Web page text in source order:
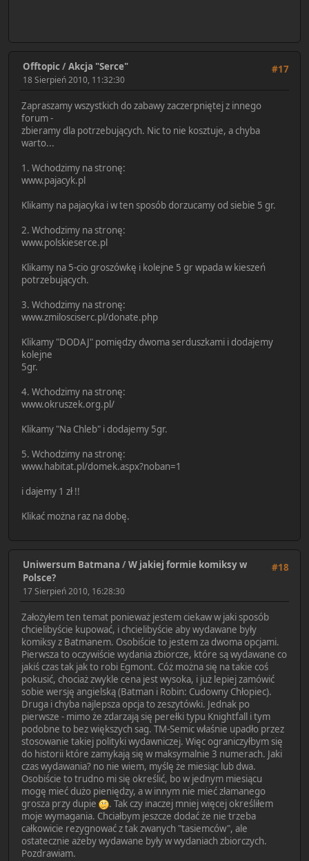
#17
Offtopic/Akcja "Serce"
18 Sierpień 2010, 11:32:30
Zapraszamy wszystkich do zabawy zaczerpniętej z innego
forum -
zbieramy dla potrzebujących. Nic to nie kosztuje, a chyba
warto...
1. Wchodzimy na stronę:
www.pajacyk.pl
Klikamy na pajacyka i w ten sposób dorzucamy od siebie 5 gr.
2. Wchodzimy na stronę:
www.polskieserce.pl
Klikamy na 5-cio groszówkę i kolejne 5 gr wpada w kieszeń
potrzebujących.
3. Wchodzimy na stronę:
www.zmilosciserc.pl/donate.php
Klikamy "DODAJ" pomiędzy dwoma serduszkami i dodajemy
kolejne
5gr.
4. Wchodzimy na stronę:
www.okruszek.org.pl/
Klikamy "Na Chleb" i dodajemy 5gr.
5. Wchodzimy na stronę:
www.habitat.pl/domek.aspx?noban=1
i dajemy 1 zł !!
Klikać można raz na dobę.
#18
Uniwersum Batmana /W jakiej formie komiksy w
Polsce?
17 Sierpień 2010, 16:28:30
Założyłem ten temat ponieważ jestem ciekaw w jaki sposób
chcielibyście kupować, i chcielibyście aby wydawane były
komiksy z Batmanem. Osobiście to jestem za dwoma opcjami.
Pierwsza to oczywiście wydania zbiorcze, które są wydawane co
jakiś czas tak jak to robi Egmont. Cóż można się na takie coś
pokusić, chociaż zwykle cena jest wysoka, i już lepiej zamówić
sobie wersję angielską (Batman i Robin: Cudowny Chłopiec).
Druga i chyba najlepsza opcja to zeszytówki. Jednak po
pierwsze - mimo że zdarzają się perełki typu Knightfall i tym
podobne to bez większych sag. TM-Semic właśnie upadło przez
stosowanie takiej polityki wydawniczej. Więc ograniczyłbym się
do historii które zamykają się w maksymalnie 3 numerach. Jaki
czas wydawania? no nie wiem, myślę że miesiąc lub dwa.
Osobiście to trudno mi się określić, bo w jednym miesiącu
mogę mieć dużo pieniędzy, a w innym nie mieć złamanego
grosza przy dupie
. Tak czy inaczej mniej więcej określiłem
moje wymagania. Chciałbym jeszcze dodać że nie trzeba
całkowicie rezygnować z tak zwanych "tasiemców", ale
ostatecznie ażeby wydawane były w wydaniach zbiorczych.
Pozdrawiam.